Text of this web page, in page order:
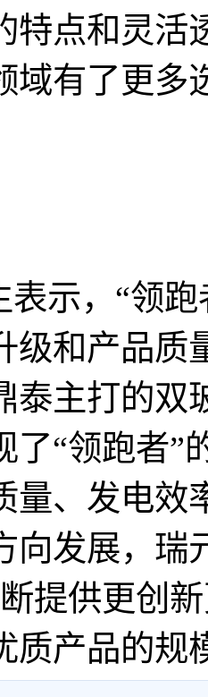
特点和灵活
域有了更多
示，“领跑
级和产品质
泰主打的双
了“领跑者”
量、发电效
向发展，瑞
提供更创
质产品的规